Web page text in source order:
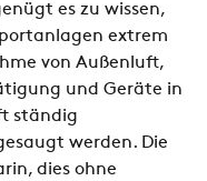
es zu wissen,
extrem
von Außenluft,
und Geräte in
ständig
werden. Die
dies ohne